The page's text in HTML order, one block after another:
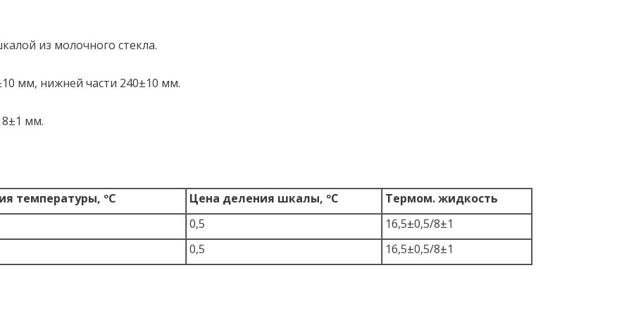
из молочного стекла.
мм, нижней части 240±10 мм.
8±1 мм.
температуры, ºC Цена деления шкалы, ºC
Термом. жидкость
0,5
16,5±0,5/8±1
0,5
16,5±0,5/8±1